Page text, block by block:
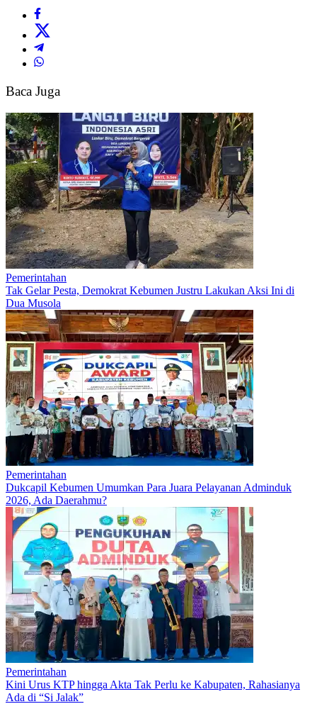
Penuhi
Standar
Baca Juga
Pemerintahan
Tak Gelar Pesta, Demokrat Kebumen Justru Lakukan Aksi Ini di
Dua Musola
Pemerintahan
Dukcapil Kebumen Umumkan Para Juara Pelayanan Adminduk
2026, Ada Daerahmu?
Pemerintahan
Kini Urus KTP hingga Akta Tak Perlu ke Kabupaten, Rahasianya
Ada di “Si Jalak”